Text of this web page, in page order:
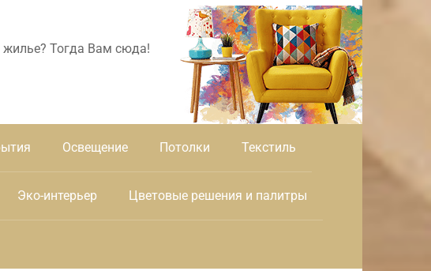
жилье? Тогда Вам сюда!
Освещение Потолки Текстиль
Эко-интерьер Цветовые решения и палитры